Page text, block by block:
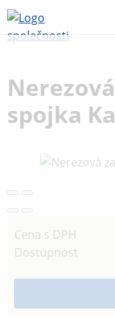
spojka
Cena s DPH
Dostupnost